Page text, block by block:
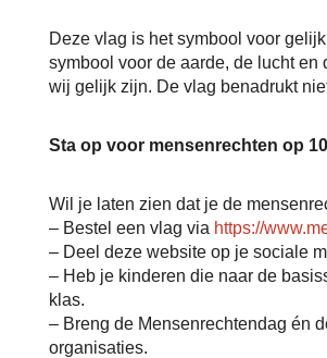
Deze vlag is het symbool voor
symbool voor de aarde, de lucht
wij gelijk zijn. De vlag benadrukt
Sta op voor mensenrechten op
Wil je laten zien dat je de
– Bestel een vlag via https://
– Deel deze website op je sociale
– Heb je kinderen die naar de
klas.
– Breng de Mensenrechtendag én
organisaties.